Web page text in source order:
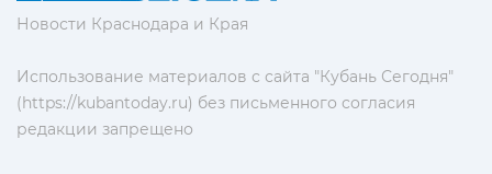
Новости Краснодара и Края
Использование материалов с сайта "Кубань Сегодня"
(https://kubantoday.ru) без письменного согласия
редакции запрещено